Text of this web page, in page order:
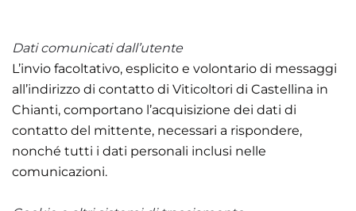
Dati comunicati dall’utente
L’invio facoltativo, esplicito e volontario di messaggi
all’indirizzo di contatto di Viticoltori di Castellina in
Chianti, comportano l’acquisizione dei dati di
contatto del mittente, necessari a rispondere,
nonché tutti i dati personali inclusi nelle
comunicazioni.